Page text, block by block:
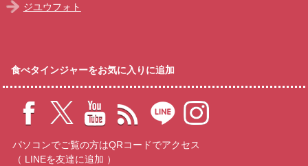
ジユウフォト
食べタインジャーをお気に入りに追加
パソコンでご覧の方はQRコードでアクセス
（ LINEを友達に追加 ）